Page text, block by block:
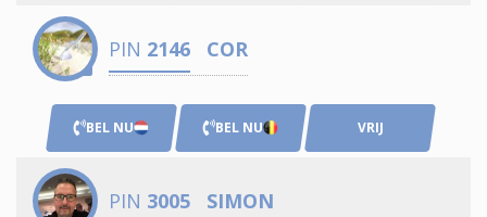
PIN 2146 COR
BEL NU BEL NU VRIJ
PIN 3005 SIMON